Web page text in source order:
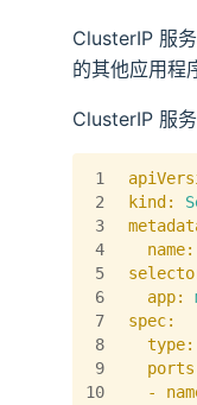
ClusterIP 服
的其他应用程
ClusterIP 服
1
2
3
4
5
6
7
8
9
10
kind:
  name:
  app:
spec:
  type:
-